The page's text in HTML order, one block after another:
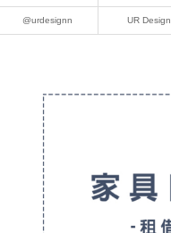
@urdesignn UR Design